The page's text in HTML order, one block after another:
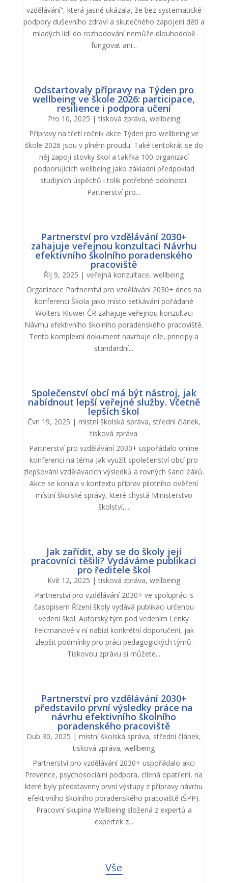
vzdělávání“, která jasně ukázala, že bez systematické
podpory duševního zdraví a skutečného zapojení dětí a
mladých lidí do rozhodování nemůže dlouhodobě
fungovat ani...
Odstartovaly přípravy na Týden pro
wellbeing ve škole 2026: participace,
resilience i podpora učení
Pro 10, 2025 |tisková zpráva, wellbeing
Přípravy na třetí ročník akce Týden pro wellbeing ve
škole 2026 jsou v plném proudu. Také tentokrát se do
něj zapojí stovky škol a takřka 100 organizací
podporujících wellbeing jako základní předpoklad
studijních úspěchů i tolik potřebné odolnosti.
Partnerství pro...
Partnerství pro vzdělávání 2030+
zahajuje veřejnou konzultaci Návrhu
efektivního školního poradenského
pracoviště
Říj 9, 2025 |veřejná konzultace,wellbeing
Organizace Partnerství pro vzdělávání 2030+ dnes na
konferenci Škola jako místo setkávání pořádané
Wolters Kluwer ČR zahajuje veřejnou konzultaci
Návrhu efektivního školního poradenského pracoviště.
Tento komplexní dokument navrhuje cíle, principy a
standardní...
Společenství obcí má být nástroj, jak
nabídnout lepší veřejné služby. Včetně
lepších škol
Čvn 19, 2025 | místní školská správa, střední článek,
tisková zpráva
Partnerství pro vzdělávání 2030+ uspořádalo online
konferenci na téma Jak využít společenství obcí pro
zlepšování vzdělávacích výsledků a rovných šancí žáků.
Akce se konala v kontextu příprav pilotního ověření
místní školské správy, které chystá Ministerstvo
školství,...
Jak zařídit, aby se do školy její
pracovníci těšili? Vydáváme publikaci
pro ředitele škol
Kvě 12, 2025 |tisková zpráva,wellbeing
Partnerství pro vzdělávání 2030+ ve spolupráci s
časopisem Řízení školy vydává publikaci určenou
vedení škol. Autorský tým pod vedením Lenky
Felcmanové v ní nabízí konkrétní doporučení, jak
zlepšit podmínky pro práci pedagogických týmů.
Tiskovou zprávu si můžete...
Partnerství pro vzdělávání 2030+
představilo první výsledky práce na
návrhu efektivního školního
poradenského pracoviště
Dub 30, 2025 |místní školská správa, střední článek,
tisková zpráva,wellbeing
Partnerství pro vzdělávání 2030+ uspořádalo akci
Prevence, psychosociální podpora, cílená opatření, na
které byly představeny první výstupy z přípravy návrhu
efektivního školního poradenského pracoviště (ŠPP).
Pracovní skupina Wellbeing složená z expertů a
expertek z...
Vše